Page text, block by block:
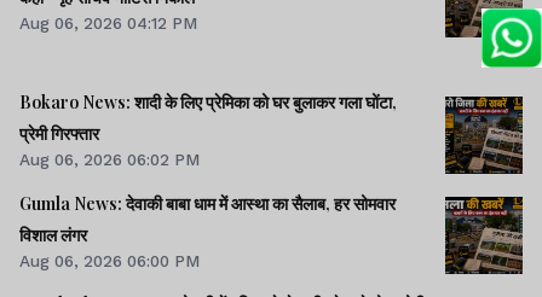
Aug 06, 2026 04:12 PM
Bokaro News: शादी के लिए प्रेमिका को घर बुलाकर गला घोंटा,
प्रेमी गिरफ्तार
Aug 06, 2026 06:02 PM
Gumla News: देवाकी बाबा धाम में आस्था का सैलाब, हर सोमवार
विशाल लंगर
Aug 06, 2026 06:00 PM